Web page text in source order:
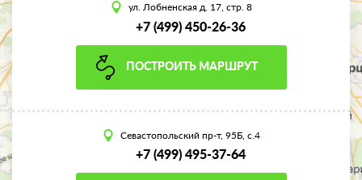
ул. Лобненская д. 17, стр. 8
+7 (499) 450-26-36
ПОСТРОИТЬ МАРШРУТ
Севастопольский пр-т, 95Б, с.4
+7 (499) 495-37-64